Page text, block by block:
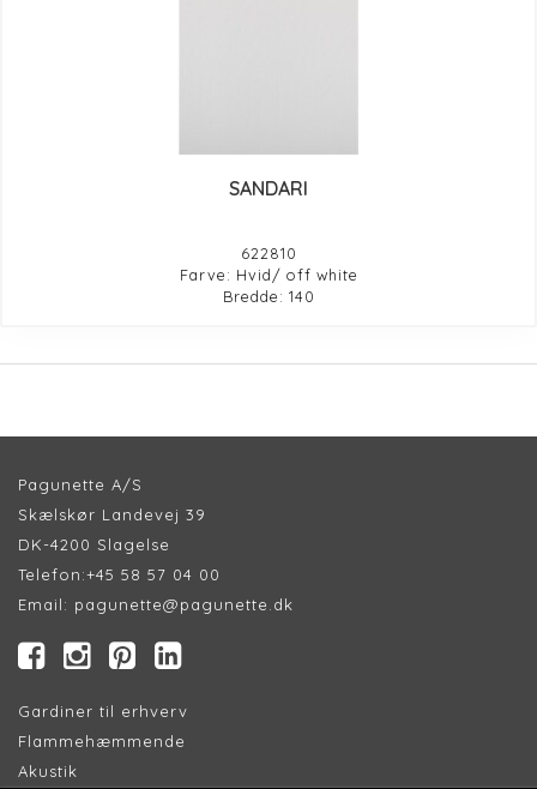
SANDARI
622810
Farve: Hvid/ off white
Bredde: 140
Pagunette A/S
Skælskør Landevej 39
DK-4200 Slagelse
Telefon:+45 58 57 04 00
Email: pagunette@pagunette.dk
Gardiner til erhverv
Flammehæmmende
Akustik